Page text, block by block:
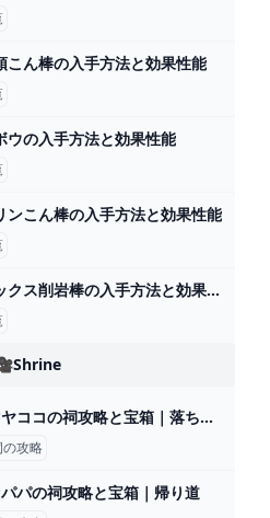
こん棒の入手方法と効果性能
ウの入手方法と効果性能
ンこん棒の入手方法と効果性能
黒ヒノックス削岩棒の入手方法と効果性能
マヤココの祠攻略と宝箱｜落ちる刹那
の攻略
パの祠攻略と宝箱｜帰り道